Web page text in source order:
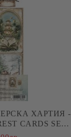
ХАРТИЯ -
CARDS SET -